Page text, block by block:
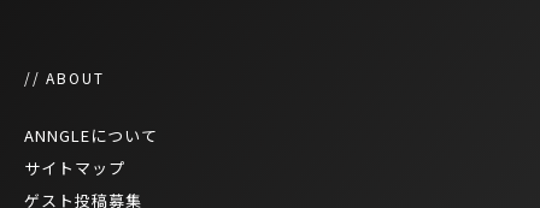
// ABOUT
ANNGLEについて
サイトマップ
ゲスト投稿募集